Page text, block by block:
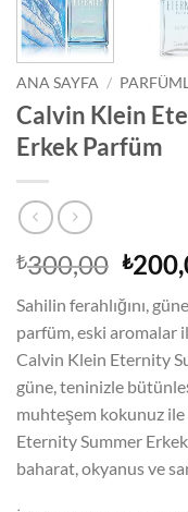
ANA SAYFA /
Calvin Klein
Erkek Parfüm
₺300,00
fiyat:
₺
Sahilin ferahlığını,
parfüm, eski aromalar
Calvin Klein Eternity
güne, teninizle
muhteşem kokunuz
Eternity Summer
baharat, okyanus ve